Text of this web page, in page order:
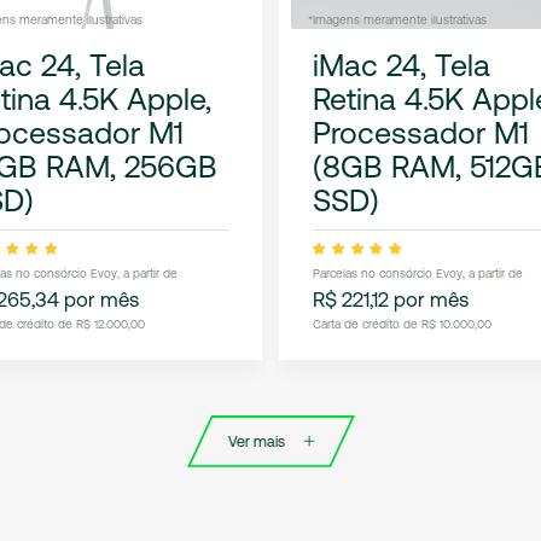
meramente ilustrativas
24, Tela
4.5K Apple,
M1
RAM, 256GB
no consórcio Evoy, a partir de
por mês
crédito de R$ 12.000,00
*Imagens meramente ilustrativas
iMac 24, Tela
Retina 4.5K
Processador M1
(8GB RAM,
SSD)
Parcelas no consórcio Evoy, a partir de
R$ 221,12 por mês
Carta de crédito de R$ 10.000,00
Ver mais